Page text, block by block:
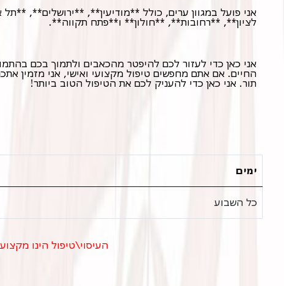
אני פועל במגוון ערים, כולל **מודיעין**, **ירושלים**,
לציון**, **רחובות**, **חולון** ו**פתח תקווה**.
אני כאן כדי לעזור לכם להיפטר מהכאבים ולתמוך בכם
החיים. אם אתם מחפשים טיפול מקצועי ואישי, אני מזמין
תור. אני כאן כדי להעניק לכם את הטיפול הטוב ביותר!
ימים
כל השבוע
העיסוי\טיפול הינו